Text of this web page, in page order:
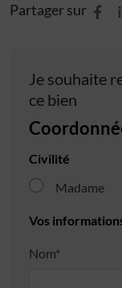
Partager sur
Je souhaite
ce bien
Civilité
Madame
Vos
Nom*